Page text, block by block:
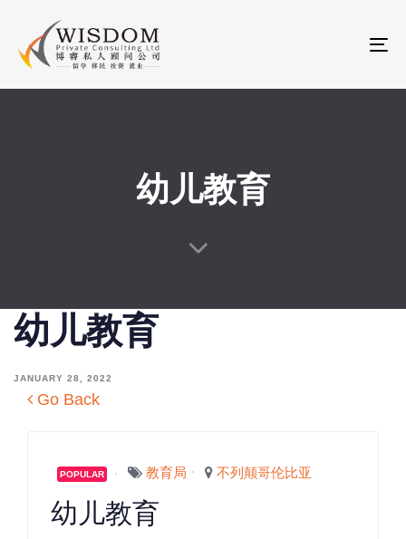
links
primary
navigation
幼儿教育
幼儿教育
JANUARY 28, 2022
Go Back
POPULAR 教育局 不列颠哥伦比亚
幼儿教育